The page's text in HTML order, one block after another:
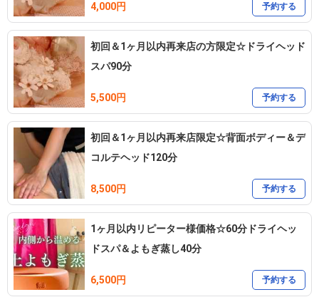
4,000円 予約する
初回＆1ヶ月以内再来店の方限定☆ドライヘッド
スパ90分
5,500円 予約する
初回＆1ヶ月以内再来店限定☆背面ボディー＆デ
コルテヘッド120分
8,500円 予約する
1ヶ月以内リピーター様価格☆60分ドライヘッ
ドスパ＆よもぎ蒸し40分
6,500円 予約する